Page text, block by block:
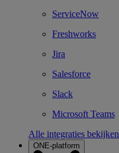
ServiceNow
Freshworks
Jira
Salesforce
Slack
Microsoft Teams
Alle integraties bekijken
ONE-platform